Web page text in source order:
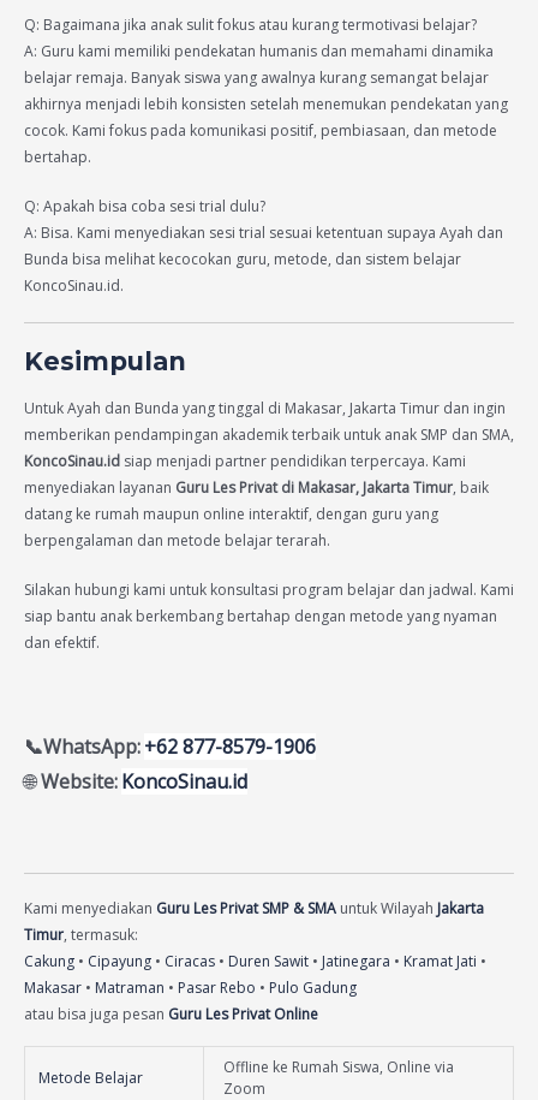
Q: Bagaimana jika anak sulit fokus atau kurang termotivasi belajar?
A: Guru kami memiliki pendekatan humanis dan memahami dinamika
belajar remaja. Banyak siswa yang awalnya kurang semangat belajar
akhirnya menjadi lebih konsisten setelah menemukan pendekatan yang
cocok. Kami fokus pada komunikasi positif, pembiasaan, dan metode
bertahap.
Q: Apakah bisa coba sesi trial dulu?
A: Bisa. Kami menyediakan sesi trial sesuai ketentuan supaya Ayah dan
Bunda bisa melihat kecocokan guru, metode, dan sistem belajar
KoncoSinau.id.
Kesimpulan
Untuk Ayah dan Bunda yang tinggal di Makasar, Jakarta Timur dan ingin
memberikan pendampingan akademik terbaik untuk anak SMP dan SMA,
KoncoSinau.id siap menjadi partner pendidikan terpercaya. Kami
menyediakan layanan Guru Les Privat di Makasar, Jakarta Timur, baik
datang ke rumah maupun online interaktif, dengan guru yang
berpengalaman dan metode belajar terarah.
Silakan hubungi kami untuk konsultasi program belajar dan jadwal. Kami
siap bantu anak berkembang bertahap dengan metode yang nyaman
dan efektif.
📞WhatsApp:+62 877-8579-1906
🌐Website:KoncoSinau.id
Kami menyediakan Guru Les Privat SMP & SMA untuk Wilayah Jakarta
Timur, termasuk:
Cakung • Cipayung • Ciracas • Duren Sawit • Jatinegara • Kramat Jati •
Makasar • Matraman • Pasar Rebo • Pulo Gadung
atau bisa juga pesan Guru Les Privat Online
Metode Belajar
Offline ke Rumah Siswa, Online via
Zoom